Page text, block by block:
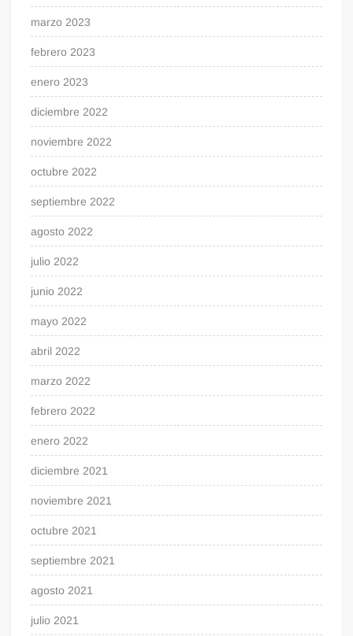
marzo 2023
febrero 2023
enero 2023
diciembre 2022
noviembre 2022
octubre 2022
septiembre 2022
agosto 2022
julio 2022
junio 2022
mayo 2022
abril 2022
marzo 2022
febrero 2022
enero 2022
diciembre 2021
noviembre 2021
octubre 2021
septiembre 2021
agosto 2021
julio 2021